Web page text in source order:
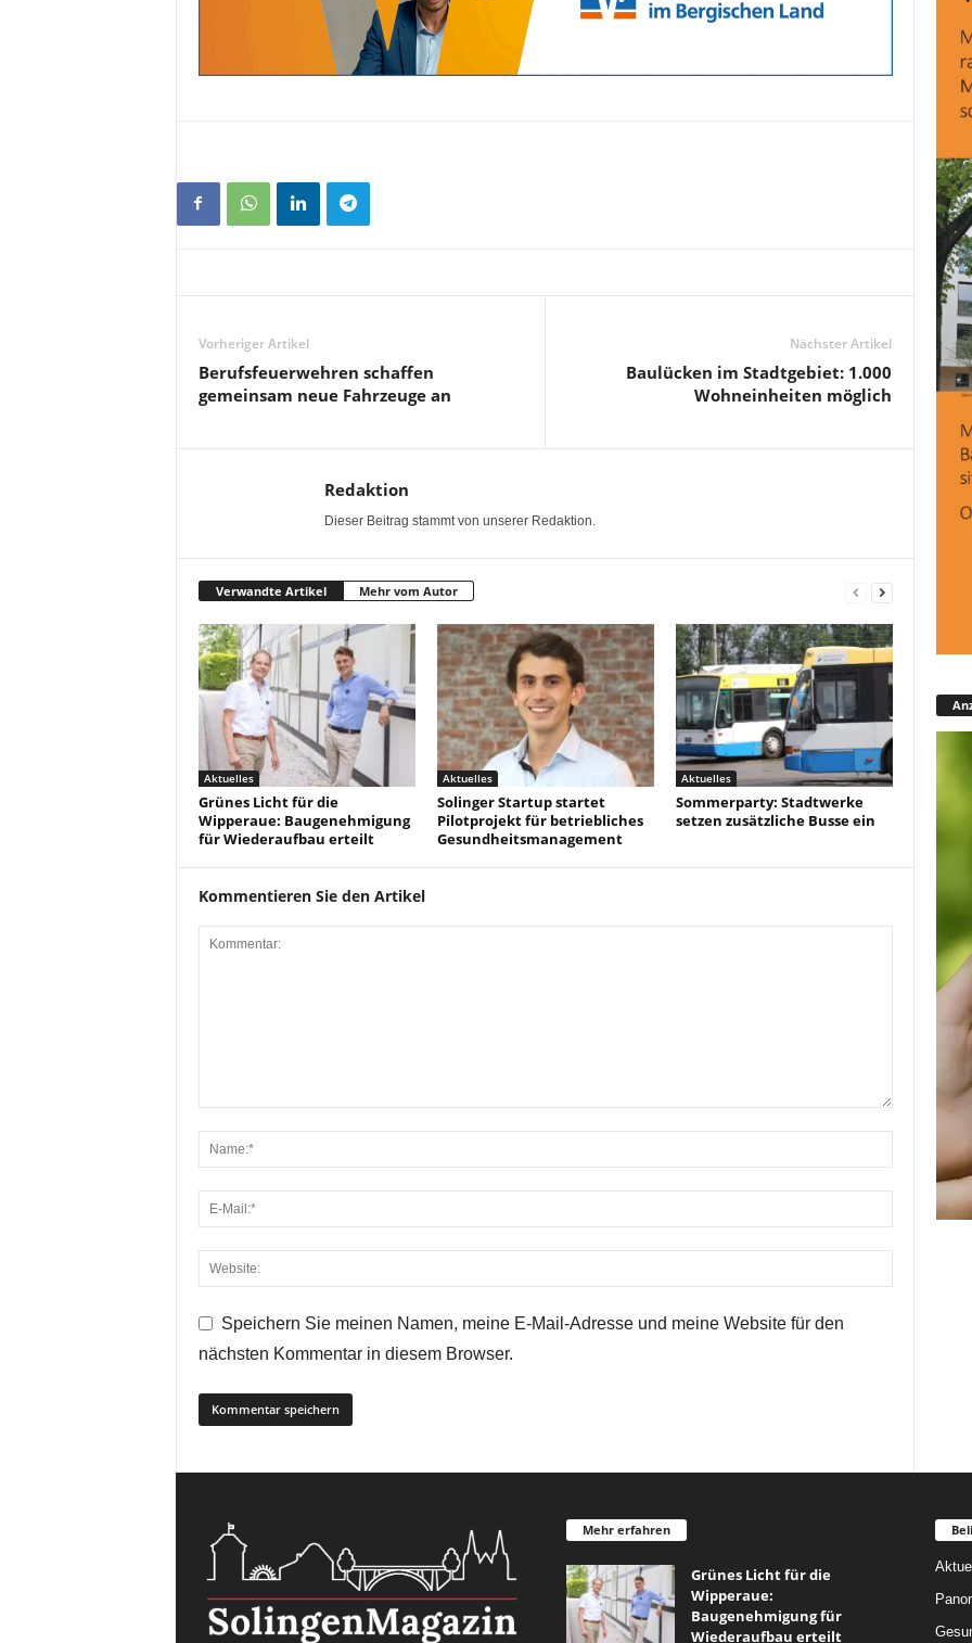
Vorheriger Artikel
Berufsfeuerwehren schaffen
gemeinsam neue Fahrzeuge an
Nächster Artikel
Baulücken im Stadtgebiet: 1.000
Wohneinheiten möglich
Redaktion
Dieser Beitrag stammt von unserer Redaktion.
Verwandte Artikel Mehr vom Autor
Aktuelles
Grünes Licht für die
Wipperaue: Baugenehmigung
für Wiederaufbau erteilt
Aktuelles
Solinger Startup startet
Pilotprojekt für betriebliches
Gesundheitsmanagement
Aktuelles
Sommerparty: Stadtwerke
setzen zusätzliche Busse ein
Kommentieren Sie den Artikel
Speichern Sie meinen Namen, meine E-Mail-Adresse und meine Website für den
nächsten Kommentar in diesem Browser.
Mehr erfahren
Grünes Licht für die
Wipperaue:
Baugenehmigung für
Wiederaufbau erteilt